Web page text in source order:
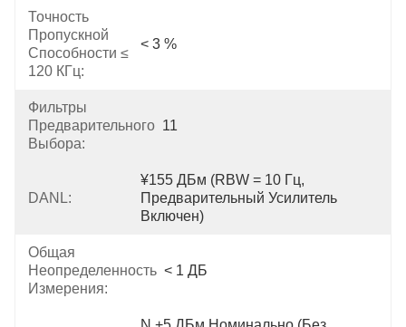
Точность
Пропускной
Способности ≤
120 КГц:
< 3 %
Фильтры
Предварительного
Выбора:
11
DANL:
¥155 ДБм (RBW = 10 Гц,
Предварительный Усилитель
Включен)
Общая
Неопределенность
Измерения:
< 1 ДБ